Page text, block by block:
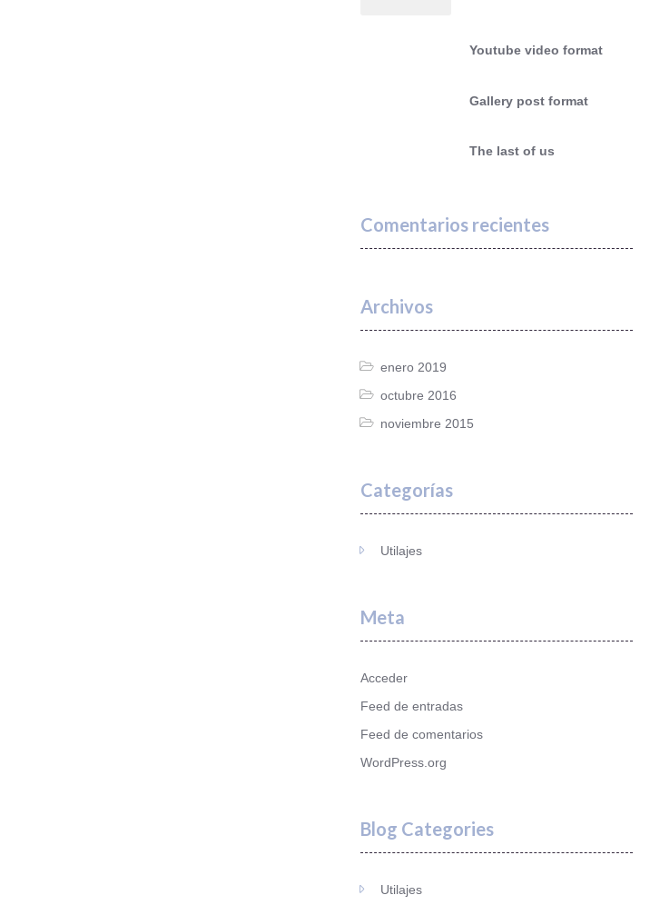
Youtube video format
Gallery post format
The last of us
Comentarios recientes
Archivos
enero 2019
octubre 2016
noviembre 2015
Categorías
Utilajes
Meta
Acceder
Feed de entradas
Feed de comentarios
WordPress.org
Blog Categories
Utilajes